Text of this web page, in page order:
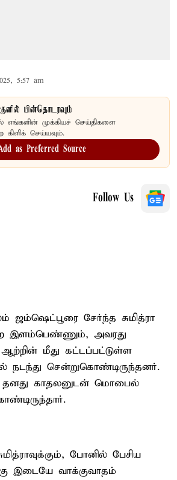
5:57 am
பின்தொடரவும்
எங்களின் முக்கியச் செய்திகளை
செய்யவும்.
as Preferred Source
Follow Us
ஜம்ஷெட்பூரை சேர்ந்த சுமித்ரா
இளம்பெண்ணும், அவரது
மீது கட்டப்பட்டுள்ள
நடந்து சென்றுகொண்டிருந்தனர்.
தனது காதலனுடன் மொபைல்
போனில் பேசிய
இடையே வாக்குவாதம்